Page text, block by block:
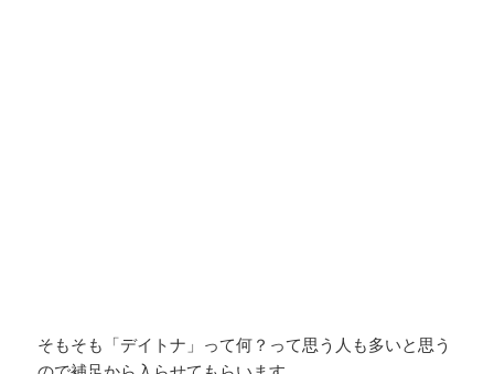
そもそも「デイトナ」って何？って思う人も多いと思う